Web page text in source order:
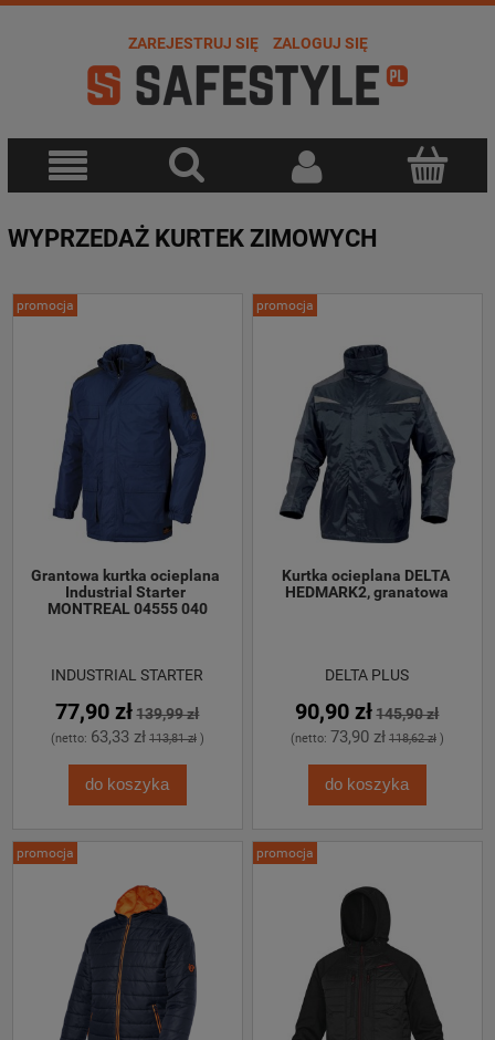
ZAREJESTRUJ SIĘ ZALOGUJ SIĘ
WYPRZEDAŻ KURTEK ZIMOWYCH
Grantowa kurtka ocieplana
Industrial Starter
MONTREAL 04555 040
INDUSTRIAL STARTER
77,90 zł 139,99 zł
(netto: 63,33 zł 113,81 zł)
do koszyka
promocja
Kurtka ocieplana DELTA
HEDMARK2, granatowa
DELTA PLUS
90,90 zł 145,90 zł
(netto: 73,90 zł 118,62 zł)
do koszyka
promocja
promocja promocja